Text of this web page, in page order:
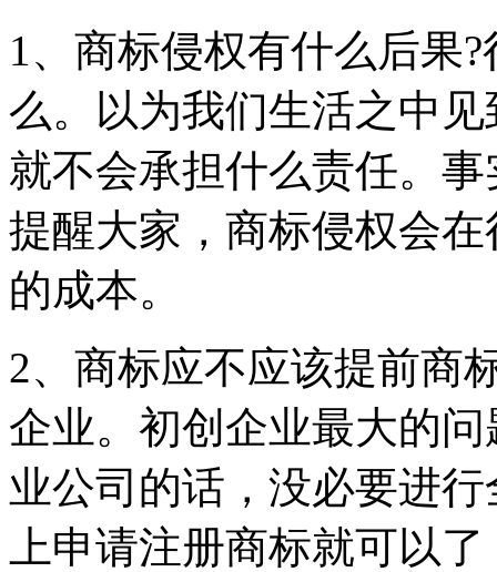
1、商标侵权有什么后果
么。以为我们生活之中
就不会承担什么责任。
提醒大家，商标侵权会
的成本。
2、商标应不应该提前商
企业。初创企业最大的
业公司的话，没必要进
上申请注册商标就可以